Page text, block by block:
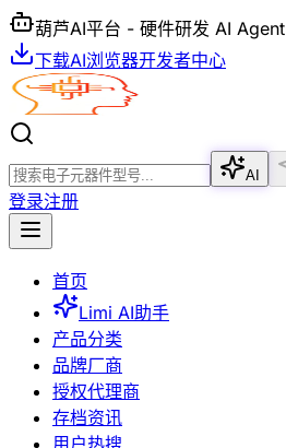
葫芦AI平台 - 硬件研发 AI Agent
下载AI浏览器开发者中心
AI
登录注册
首页
Limi AI助手
产品分类
品牌厂商
授权代理商
存档资讯
用户热搜